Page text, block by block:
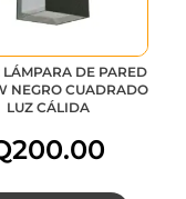
DE PARED
NEGRO CUADRADO
LUZ CÁLIDA
200.00